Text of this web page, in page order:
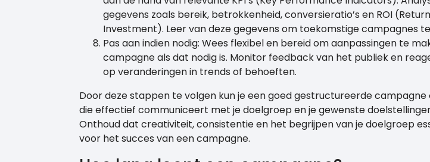
gegevens zoals bereik, betrokkenheid, conversieratio’s en ROI
Investment). Leer van deze gegevens om toekomstige campagnes
Pas aan indien nodig: Wees flexibel en bereid om aanpassingen te
campagne als dat nodig is. Monitor feedback van het publiek en
op veranderingen in trends of behoeften.
Door deze stappen te volgen kun je een goed gestructureerde
die effectief communiceert met je doelgroep en je gewenste
Onthoud dat creativiteit, consistentie en het begrijpen van je doelgroep
voor het succes van een campagne.